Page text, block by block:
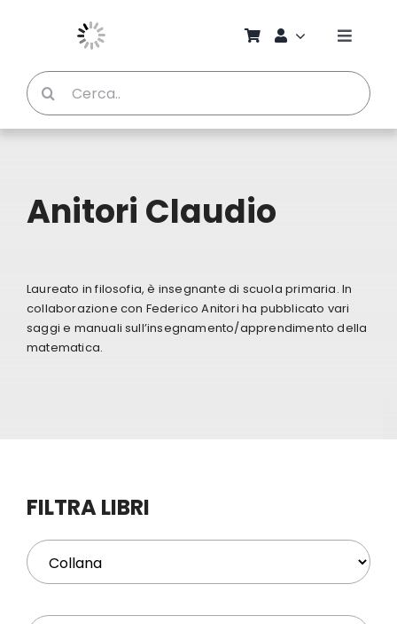
Toggle
Chi
Profilo
Cerca
per:
Anitori Claudio
Laureato in filosofia, è insegnante di scuola primaria. In
collaborazione con Federico Anitori ha pubblicato vari
saggi e manuali sull’insegnamento/apprendimento della
matematica.
FILTRA LIBRI